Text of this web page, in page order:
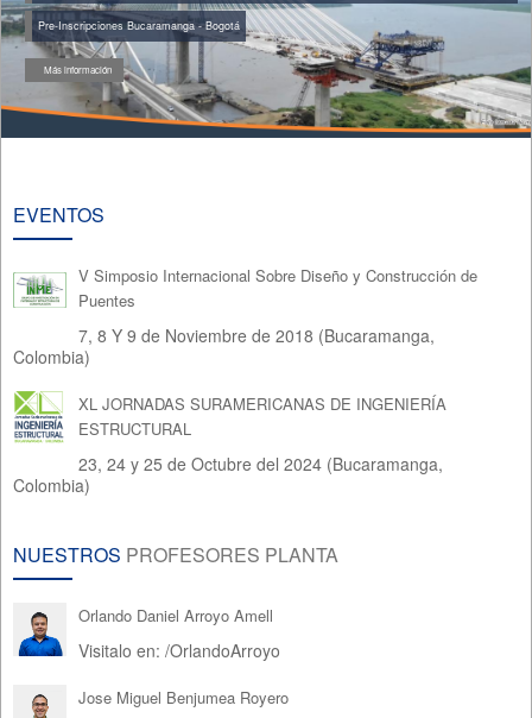
Pre-Inscripciones Bucaramanga - Bogotá
Más información
EVENTOS
V Simposio Internacional Sobre Diseño y Construcción de
Puentes
7, 8 Y 9 de Noviembre de 2018 (Bucaramanga,
Colombia)
XL JORNADAS SURAMERICANAS DE INGENIERÍA
ESTRUCTURAL
23, 24 y 25 de Octubre del 2024 (Bucaramanga,
Colombia)
NUESTROS PROFESORES PLANTA
Orlando Daniel Arroyo Amell
Visitalo en: /OrlandoArroyo
Jose Miguel Benjumea Royero